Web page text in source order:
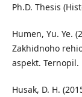
Ph.D. Thesis
Humen, Yu. Ye.
Zakhidnoho
aspekt.
Husak, D. H.